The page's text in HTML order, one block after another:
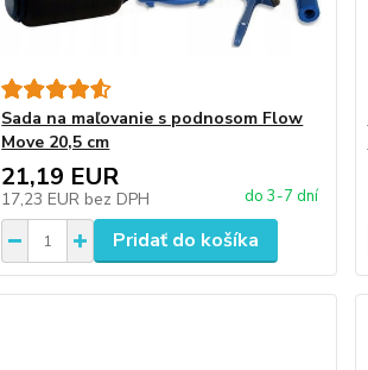
Sada na maľovanie s podnosom Flow
Move 20,5 cm
21,19 EUR
17,23 EUR bez DPH do 3-7 dní
Pridať do košíka